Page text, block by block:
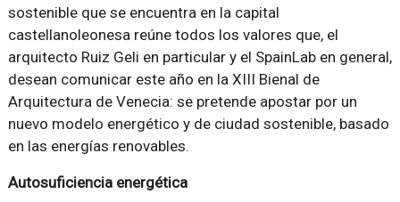
sostenible que se encuentra en la capital
castellanoleonesa reúne todos los valores que, el
arquitecto Ruiz Geli en particular y el SpainLab en general,
desean comunicar este año en la XIII Bienal de
Arquitectura de Venecia: se pretende apostar por un
nuevo modelo energético y de ciudad sostenible, basado
en las energías renovables.
Autosuficiencia energética